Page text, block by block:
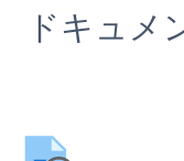
ドキュメ